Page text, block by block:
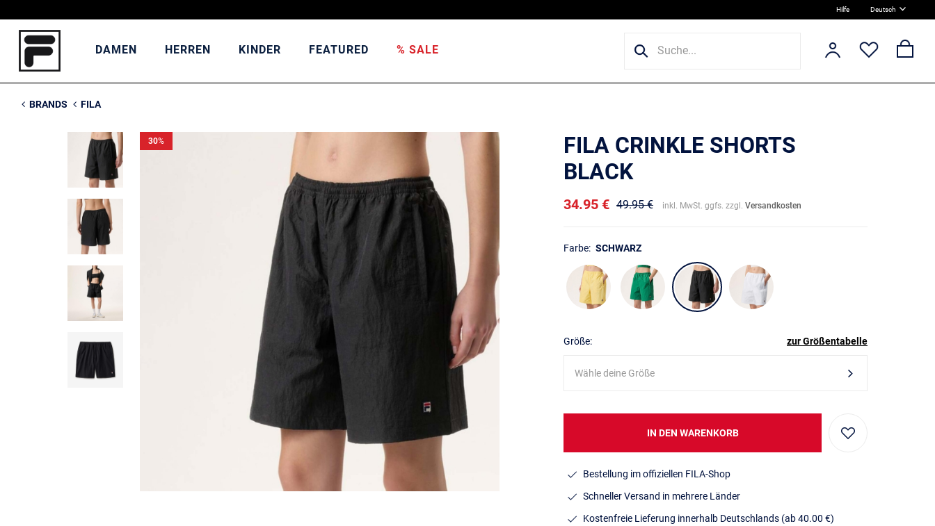
Hilfe Deutsch
DAMEN HERREN KINDER FEATURED % SALE
BRANDS FILA
30%
FILA CRINKLE SHORTS
BLACK
34.95 € 49.95 € inkl. MwSt. ggfs. zzgl. Versandkosten
Farbe: SCHWARZ
Größe: zur Größentabelle
Wähle deine Größe
IN DEN WARENKORB
Bestellung im offiziellen FILA-Shop
Schneller Versand in mehrere Länder
Kostenfreie Lieferung innerhalb Deutschlands (ab 40.00 €)